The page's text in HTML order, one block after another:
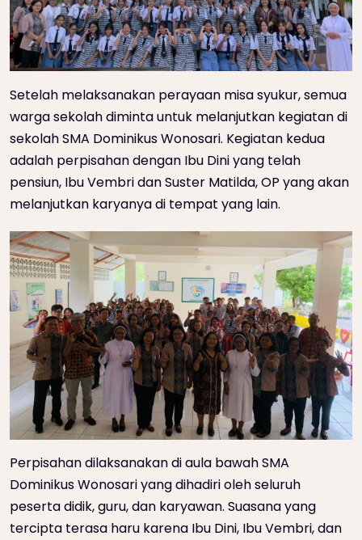
Setelah melaksanakan perayaan misa syukur, semua
warga sekolah diminta untuk melanjutkan kegiatan di
sekolah SMA Dominikus Wonosari. Kegiatan kedua
adalah perpisahan dengan Ibu Dini yang telah
pensiun, Ibu Vembri dan Suster Matilda, OP yang akan
melanjutkan karyanya di tempat yang lain.
Perpisahan dilaksanakan di aula bawah SMA
Dominikus Wonosari yang dihadiri oleh seluruh
peserta didik, guru, dan karyawan. Suasana yang
tercipta terasa haru karena Ibu Dini, Ibu Vembri, dan